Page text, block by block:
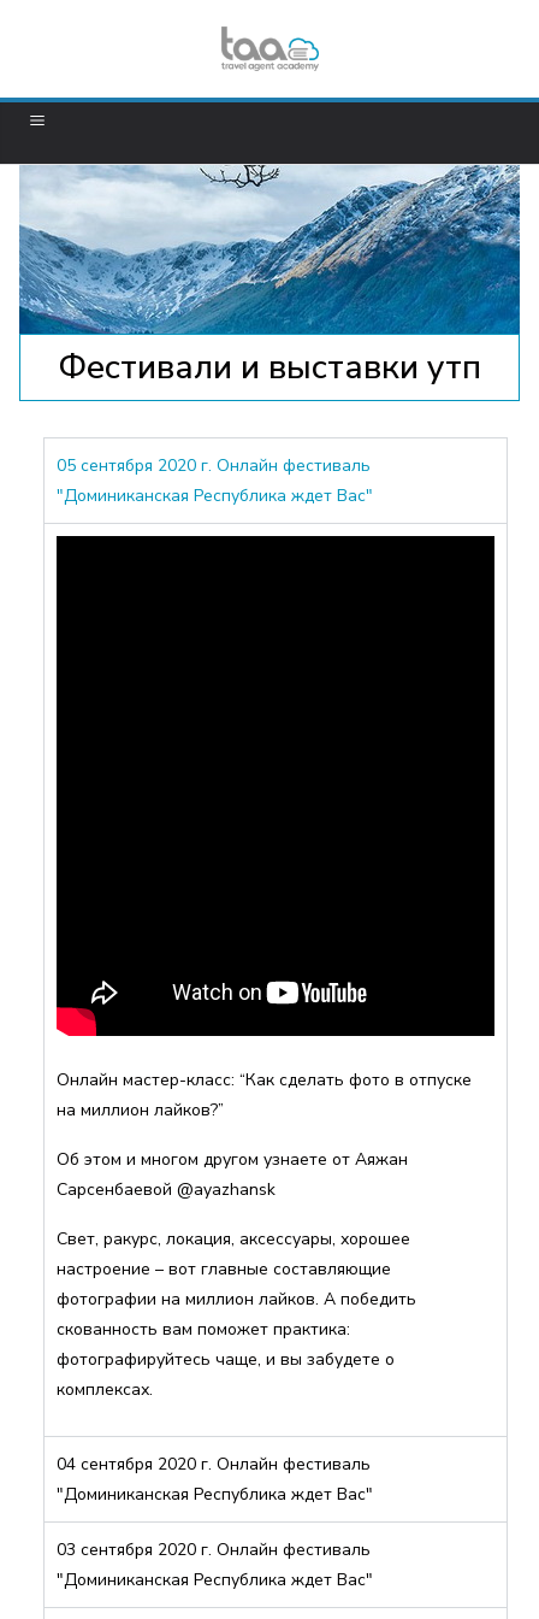
Фестивали и выставки утп
05 сентября 2020 г. Онлайн фестиваль
"Доминиканская Республика ждет Вас"
Онлайн мастер-класс: “Как сделать фото в отпуске
на миллион лайков?”
Об этом и многом другом узнаете от Аяжан
Сарсенбаевой @ayazhansk
Свет, ракурс, локация, аксессуары, хорошее
настроение – вот главные составляющие
фотографии на миллион лайков. А победить
скованность вам поможет практика:
фотографируйтесь чаще, и вы забудете о
комплексах.
04 сентября 2020 г. Онлайн фестиваль
"Доминиканская Республика ждет Вас"
03 сентября 2020 г. Онлайн фестиваль
"Доминиканская Республика ждет Вас"